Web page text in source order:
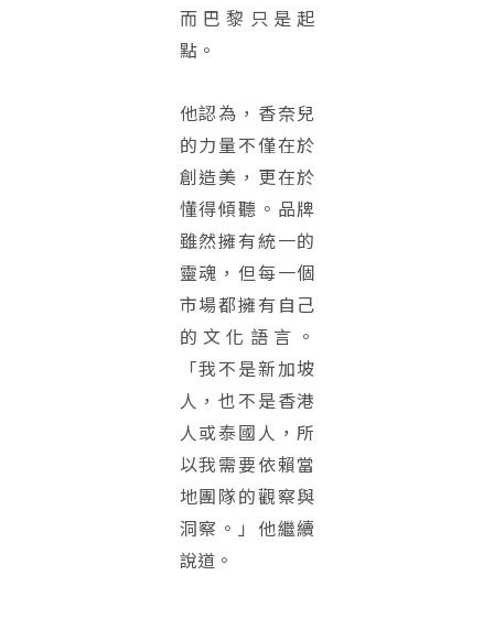
而巴黎只是起
點。
他認為，香奈兒
的力量不僅在於
創造美，更在於
懂得傾聽。品牌
雖然擁有統一的
靈魂，但每一個
市場都擁有自己
的文化語言。
「我不是新加坡
人，也不是香港
人或泰國人，所
以我需要依賴當
地團隊的觀察與
洞察。」他繼續
說道。